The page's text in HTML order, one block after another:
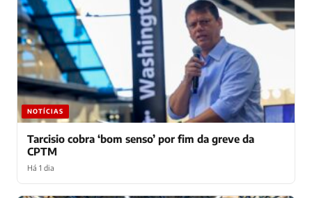
NOTÍCIAS
Tarcisio cobra ‘bom senso’ por fim da greve da
CPTM
Há 1 dia